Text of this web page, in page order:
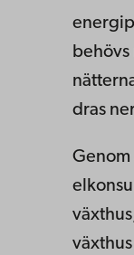
behövs
dras